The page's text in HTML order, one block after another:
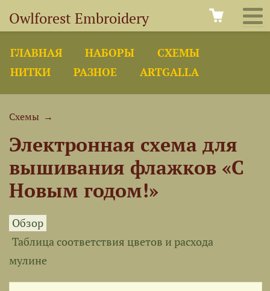
Owlforest Embroidery
ГЛАВНАЯ НАБОРЫ
СХЕМЫ
НИТКИ
РАЗНОЕ ARTGALLA
Схемы →
Электронная схема для
вышивания флажков «С
Новым годом!»
Обзор
Таблица соответствия цветов и расхода
мулине